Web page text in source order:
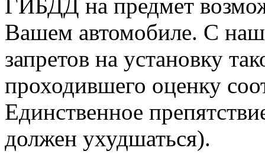
ГИБДД на предмет
Вашем автомобиле. С
запретов на установку
проходившего оценку
Единственное
должен ухудшаться).